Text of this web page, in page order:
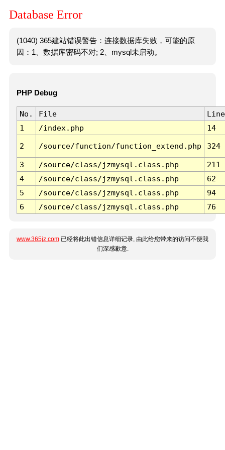
Database Error
(1040) 365建站错误警告：连接数据库失败，可能的原
因：1、数据库密码不对; 2、mysql未启动。
PHP Debug
No. File
Line
1
/index.php 14
2 /source/function/function_extend.php 324
3 /source/class/jzmysql.class.php
211
4
/source/class/jzmysql.class.php
62
5
/source/class/jzmysql.class.php
94
6
/source/class/jzmysql.class.php 76
www.365jz.com 已经将此出错信息详细记录, 由此给您带来的访问不便我
们深感歉意.